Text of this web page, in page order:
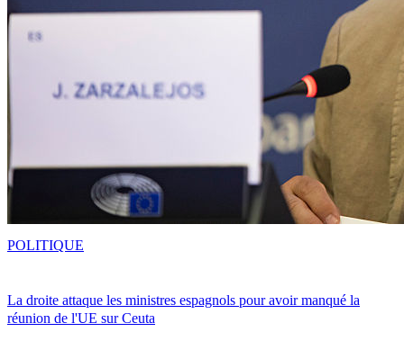
La droite attaque les ministres espagnols pour avoir manqué la
réunion de l'UE sur Ceuta
POLITIQUE